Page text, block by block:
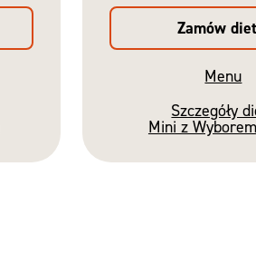
Zamów
Menu
Szczegóły
Mini z